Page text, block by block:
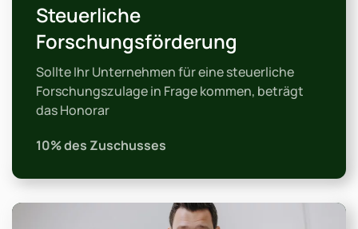
Steuerliche
Forschungsförderung
Sollte Ihr Unternehmen für eine steuerliche
Forschungszulage in Frage kommen, beträgt
das Honorar
10% des Zuschusses